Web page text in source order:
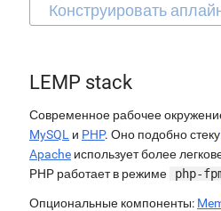
LEMP stack
Современное рабочее
MySQL и PHP. Оно подобно стеку
Apache использует более
PHP работает в режиме
php-
Опциональные компоненты: